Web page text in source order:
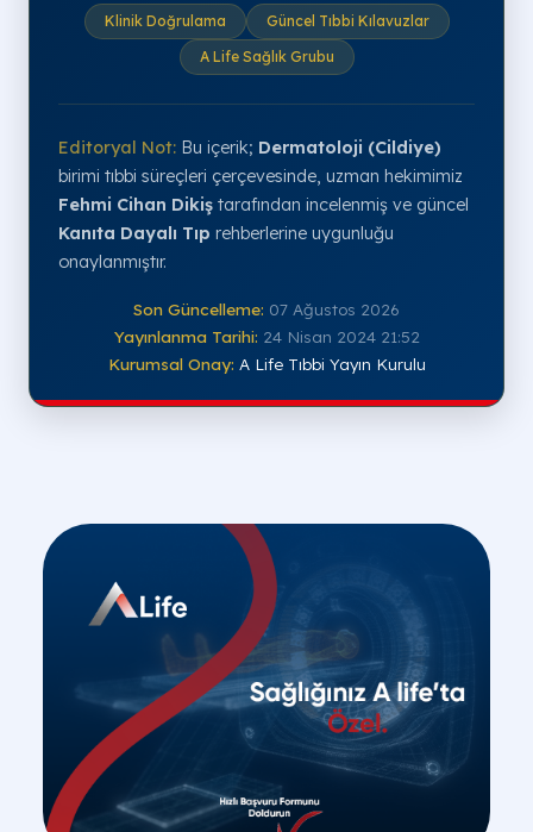
Klinik Doğrulama
Güncel Tıbbi Kılavuzlar
A Life Sağlık Grubu
Editoryal Not: Bu içerik; Dermatoloji (Cildiye)
birimi tıbbi süreçleri çerçevesinde, uzman hekimimiz
Fehmi Cihan Dikiş tarafından incelenmiş ve güncel
Kanıta Dayalı Tıp rehberlerine uygunluğu
onaylanmıştır.
Son Güncelleme: 07 Ağustos 2026
Yayınlanma Tarihi: 24 Nisan 2024 21:52
Kurumsal Onay: A Life Tıbbi Yayın Kurulu